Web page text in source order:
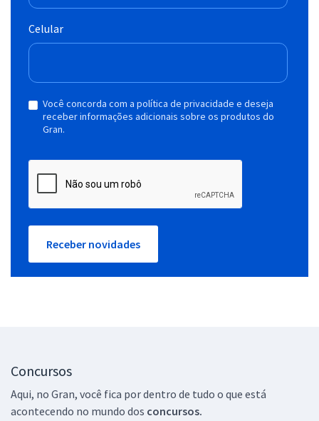
Celular
Você concorda com a política de privacidade e deseja
receber informações adicionais sobre os produtos do
Gran.
Receber novidades
Concursos
Aqui, no Gran, você fica por dentro de tudo o que está
acontecendo no mundo dos concursos.